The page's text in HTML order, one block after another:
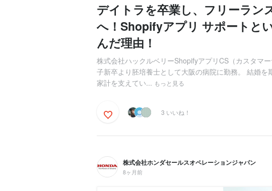
デイトラを卒業し、フリーラン
へ！Shopifyアプリ サポートと
んだ理由！
株式会社ハックルベリーShopifyアプリCS（カスタマ
子新卒より胚培養士として大阪の病院に勤務。 結婚
家計を支えてい... もっと見る
3 いいね！
株式会社ホンダセールスオペレーションジャパン
8ヶ月前